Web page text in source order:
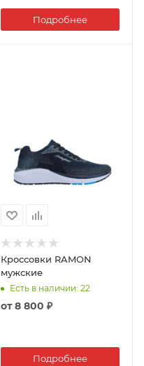
Подробнее
Кроссовки RAMON
мужские
Есть в наличии: 22
от8 800 ₽
Подробнее